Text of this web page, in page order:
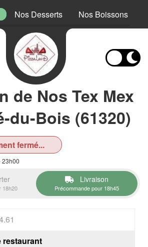
Nos Desserts Nos Boissons
de Nos Tex Mex
du-Bois (61320)
fermé...
23h00
18h20
Livraison
Précommande pour 18h45
restaurant